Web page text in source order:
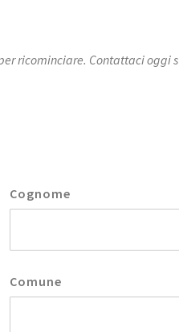
ricominciare. Contattaci oggi
Cognome
Comune